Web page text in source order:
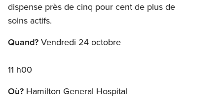
dispense près de cinq pour cent de plus de
soins actifs.
Quand? Vendredi 24 octobre
11 h00
Où? Hamilton General Hospital